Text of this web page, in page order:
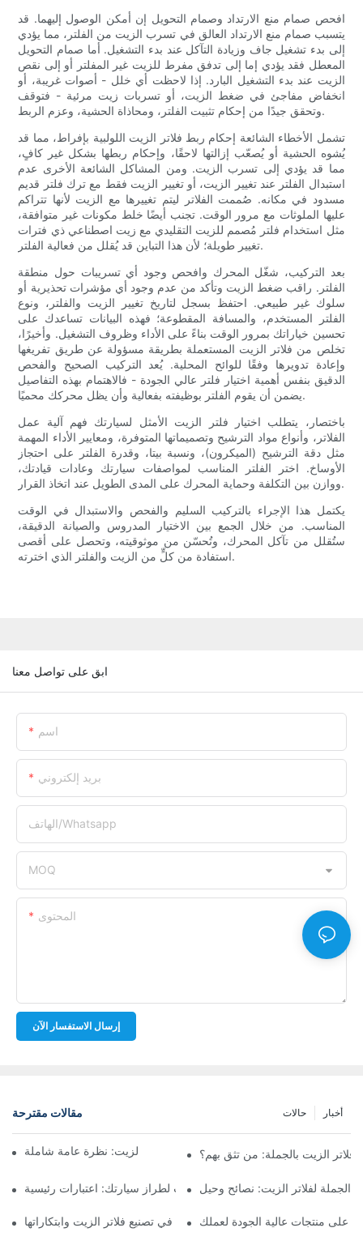
افحص صمام منع الارتداد وصمام التحويل إن أمكن الوصول إليهما. قد
يتسبب صمام منع الارتداد العالق في تسرب الزيت من الفلتر، مما يؤدي
إلى بدء تشغيل جاف وزيادة التآكل عند بدء التشغيل. أما صمام التحويل
المعطل فقد يؤدي إما إلى تدفق مفرط للزيت غير المفلتر أو إلى نقص
الزيت عند بدء التشغيل البارد. إذا لاحظت أي خلل - أصوات غريبة، أو
انخفاض مفاجئ في ضغط الزيت، أو تسربات زيت مرئية - فتوقف
وتحقق جيدًا من إحكام تثبيت الفلتر، ومحاذاة الحشية، وعزم الربط.
تشمل الأخطاء الشائعة إحكام ربط فلاتر الزيت اللولبية بإفراط، مما قد
يُشوه الحشية أو يُصعّب إزالتها لاحقًا، وإحكام ربطها بشكل غير كافٍ،
مما قد يؤدي إلى تسرب الزيت. ومن المشاكل الشائعة الأخرى عدم
استبدال الفلتر عند تغيير الزيت، أو تغيير الزيت فقط مع ترك فلتر قديم
مسدود في مكانه. صُممت الفلاتر ليتم تغييرها مع الزيت لأنها تتراكم
عليها الملوثات مع مرور الوقت. تجنب أيضًا خلط مكونات غير متوافقة،
مثل استخدام فلتر مُصمم للزيت التقليدي مع زيت اصطناعي ذي فترات
تغيير طويلة؛ لأن هذا التباين قد يُقلل من فعالية الفلتر.
بعد التركيب، شغّل المحرك وافحص وجود أي تسريبات حول منطقة
الفلتر. راقب ضغط الزيت وتأكد من عدم وجود أي مؤشرات تحذيرية أو
سلوك غير طبيعي. احتفظ بسجل لتاريخ تغيير الزيت والفلتر، ونوع
الفلتر المستخدم، والمسافة المقطوعة؛ فهذه البيانات تساعدك على
تحسين خياراتك بمرور الوقت بناءً على الأداء وظروف التشغيل. وأخيرًا،
تخلص من فلاتر الزيت المستعملة بطريقة مسؤولة عن طريق تفريغها
وإعادة تدويرها وفقًا للوائح المحلية. يُعد التركيب الصحيح والفحص
الدقيق بنفس أهمية اختيار فلتر عالي الجودة - فالاهتمام بهذه التفاصيل
يضمن أن يقوم الفلتر بوظيفته بفعالية وأن يظل محركك محميًا.
باختصار، يتطلب اختيار فلتر الزيت الأمثل لسيارتك فهم آلية عمل
الفلاتر، وأنواع مواد الترشيح وتصميماتها المتوفرة، ومعايير الأداء المهمة
مثل دقة الترشيح (الميكرون)، ونسبة بيتا، وقدرة الفلتر على احتجاز
الأوساخ. اختر الفلتر المناسب لمواصفات سيارتك وعادات قيادتك،
ووازن بين التكلفة وحماية المحرك على المدى الطويل عند اتخاذ القرار.
يكتمل هذا الإجراء بالتركيب السليم والفحص والاستبدال في الوقت
المناسب. من خلال الجمع بين الاختيار المدروس والصيانة الدقيقة،
ستُقلل من تآكل المحرك، وتُحسّن من موثوقيته، وتحصل على أقصى
استفادة من كلٍّ من الزيت والفلتر الذي اخترته.
ابق على تواصل معنا
اسم
بريد إلكتروني
الهاتف/whatsapp
MOQ
المحتوى
إرسال الاستفسار الآن
مقالات مقترحة أخبار حالات
أفضل شركات تصنيع فلاتر الزيت: نظرة عامة شاملةالزيت بالجملة: من تثق بهم؟
اختيار فلتر الزيت المناسب لطراز سيارتك: اعتبارات رئيسية
الجملة لفلاتر الزيت: نصائح وحيل
تسليط الضوء على الشركات الرائدة في تصنيع فلاتر الزيت وابتكاراتها
على منتجات عالية الجودة لعملك